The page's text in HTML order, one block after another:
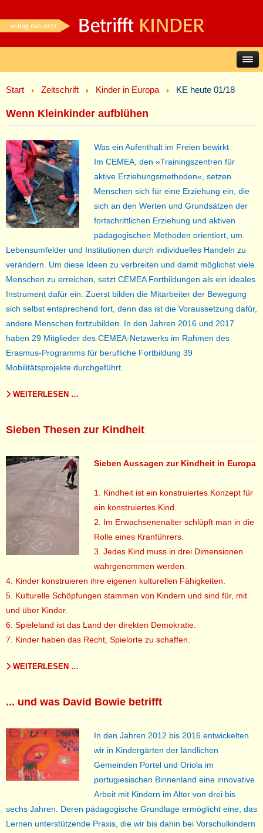
Start Zeitschrift Kinder in Europa KE heute 01/18
Wenn Kleinkinder aufblühen
Was ein Aufenthalt im Freien bewirkt
Im CEMEA, den »Trainingszentren für
aktive Erziehungsmethoden«, setzen
Menschen sich für eine Erziehung ein, die
sich an den Werten und Grundsätzen der
fortschrittlichen Erziehung und aktiven
pädagogischen Methoden orientiert, um
Lebensumfelder und Institutionen durch individuelles Handeln zu
verändern. Um diese Ideen zu verbreiten und damit möglichst viele
Menschen zu erreichen, setzt CEMEA Fortbildungen als ein ideales
Instrument dafür ein. Zuerst bilden die Mitarbeiter der Bewegung
sich selbst entsprechend fort, denn das ist die Voraussetzung dafür,
andere Menschen fortzubilden. In den Jahren 2016 und 2017
haben 29 Mitglieder des CEMEA-Netzwerks im Rahmen des
Erasmus-Programms für berufliche Fortbildung 39
Mobilitätsprojekte durchgeführt.
WEITERLESEN …
Sieben Thesen zur Kindheit
Sieben Aussagen zur Kindheit in Europa
1.
Kindheit ist ein konstruiertes Konzept für
ein konstruiertes Kind.
2.
Im Erwachsenenalter schlüpft man in die
Rolle eines Kranführers.
3. Jedes Kind muss in drei Dimensionen
wahrgenommen werden.
4. Kinder konstruieren ihre eigenen kulturellen Fähigkeiten.
5. Kulturelle Schöpfungen stammen von Kindern und sind für, mit
und über Kinder.
6. Spieleland ist das Land der direkten Demokratie.
7.
Kinder haben das Recht, Spielorte zu schaffen.
WEITERLESEN …
... und was David Bowie betrifft
In den Jahren 2012 bis 2016 entwickelten
wir in Kindergärten der ländlichen
Gemeinden Portel und Oriola im
portugiesischen Binnenland eine innovative
Arbeit mit Kindern im Alter von drei bis
sechs Jahren. Deren pädagogische Grundlage ermöglicht eine, das
Lernen unterstützende Praxis, die wir bis dahin bei Vorschulkindern